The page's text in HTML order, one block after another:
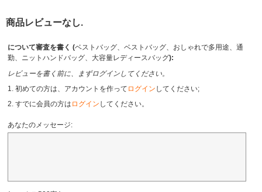
商品レビューなし.
について審査を書く (ベストバッグ、ベストバッグ、おしゃれで多用途、通
勤、ニットハンドバッグ、大容量レディースバッグ):
レビューを書く前に、まずログインしてください。
1. 初めての方は、アカウントを作って ログイン してください;
2. すでに会員の方は ログイン してください。
あなたのメッセージ: